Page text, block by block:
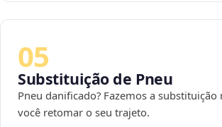
05
Substituição de Pneu
Pneu danificado? Fazemos a substituição
você retomar o seu trajeto.